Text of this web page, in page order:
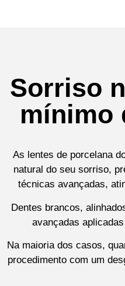
Sorriso
mínimo
As lentes de porcelana
natural do seu sorriso,
técnicas avançadas,
Dentes brancos,
avançadas
Na maioria dos casos,
procedimento com um